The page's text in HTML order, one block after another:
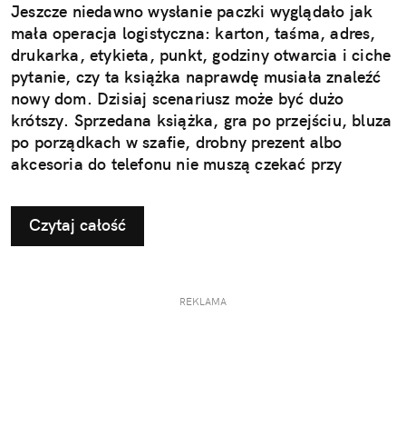
Jeszcze niedawno wysłanie paczki wyglądało jak
mała operacja logistyczna: karton, taśma, adres,
drukarka, etykieta, punkt, godziny otwarcia i ciche
pytanie, czy ta książka naprawdę musiała znaleźć
nowy dom. Dzisiaj scenariusz może być dużo
krótszy. Sprzedana książka, gra po przejściu, bluza
po porządkach w szafie, drobny prezent albo
akcesoria do telefonu nie muszą czekać przy
Mobile, dobrze zapakowana paczka i najbliższy
automat Paczkomat®.
Czytaj całość
REKLAMA